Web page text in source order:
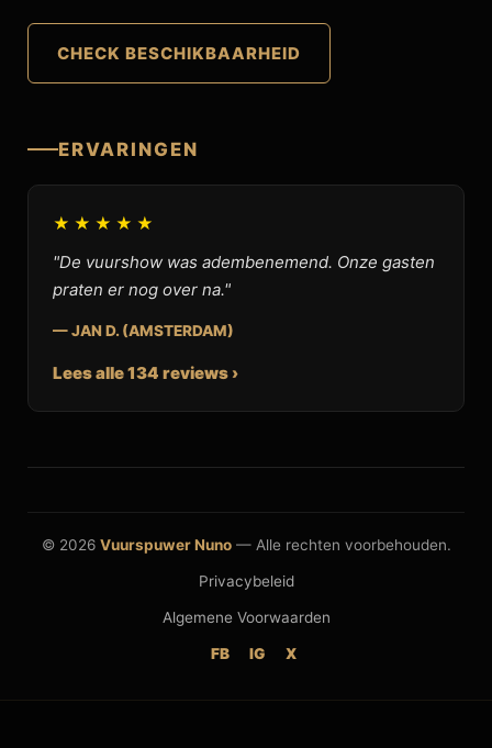
CHECK BESCHIKBAARHEID
ERVARINGEN
★★★★★
"De vuurshow was adembenemend. Onze gasten
praten er nog over na."
— JAN D. (AMSTERDAM)
Lees alle 134 reviews ›
© 2026 Vuurspuwer Nuno— Alle rechten voorbehouden.
Privacybeleid
Algemene Voorwaarden
FB IG X